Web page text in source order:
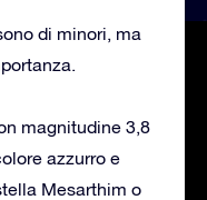
di minori, ma
magnitudine 3,8
azzurro e
Mesarthim o